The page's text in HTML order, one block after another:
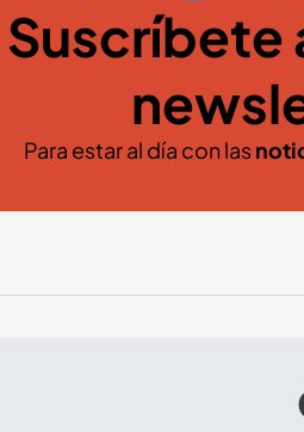
Suscríbete
Para estar al día con las